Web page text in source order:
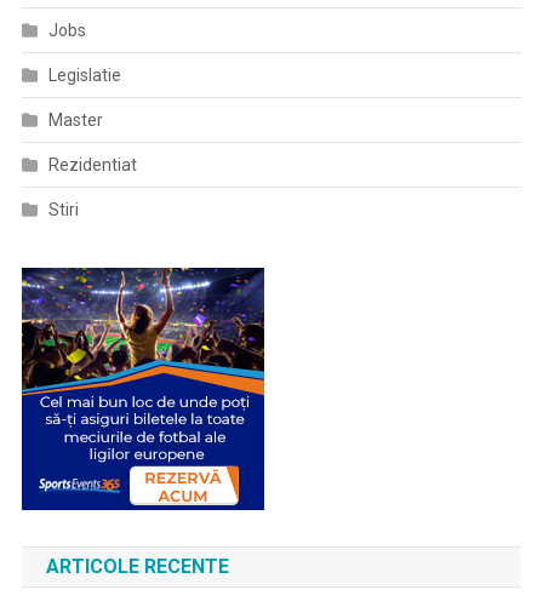
Jobs
Legislatie
Master
Rezidentiat
Stiri
ARTICOLE RECENTE